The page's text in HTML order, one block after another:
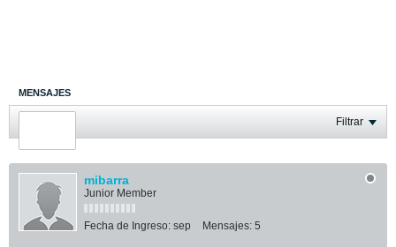
MENSAJES
ÚLTIMA ACTIVIDAD Filtrar
mibarra
Junior Member
Fecha de Ingreso: sep Mensajes: 5